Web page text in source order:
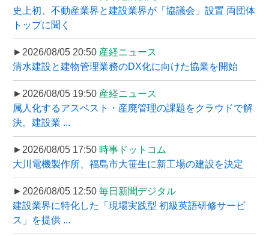
史上初、不動産業界と建設業界が「協議会」設置 両団体
トップに聞く
►2026/08/05 20:50 産経ニュース
清水建設と建物管理業務のDX化に向けた協業を開始
►2026/08/05 19:50 産経ニュース
属人化するアスベスト・産廃管理の課題をクラウドで解
決。建設業 ...
►2026/08/05 17:50 時事ドットコム
大川電機製作所、福島市大笹生に新工場の建設を決定
►2026/08/05 12:50 毎日新聞デジタル
建設業界に特化した「現場実践型 初級英語研修サービ
ス」を提供 ...